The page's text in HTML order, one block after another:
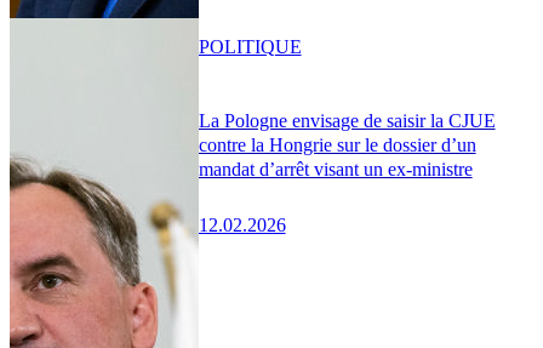
La Pologne envisage de saisir la CJUE
contre la Hongrie sur le dossier d’un
mandat d’arrêt visant un ex-ministre
12.02.2026
POLITIQUE